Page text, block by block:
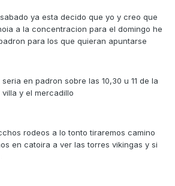
ya esta decido que yo y creo que
a la concentracion para el domingo he
para los que quieran apuntarse
en padron sobre las 10,30 u 11 de la
y el mercadillo
rodeos a lo tonto tiraremos camino
en catoira a ver las torres vikingas y si